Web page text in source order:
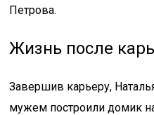
Петрова.
Жизнь после
Завершив карьеру,
мужем построили домик